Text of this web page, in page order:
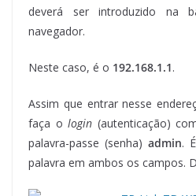
deverá ser introduzido na
navegador.
Neste caso, é o 192.168.1.1.
Assim que entrar nesse
faça ologin (autenticação)
palavra-passe (senha)admin.
palavra em ambos os campos.